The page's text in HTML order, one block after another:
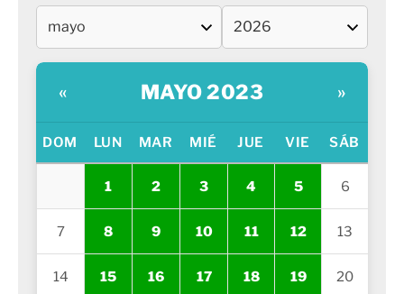
« MAYO 2023 »
DOM LUN MAR MIÉ JUE VIE SÁB
1 2 3 4 5 6
7 8 9 10 11 12 13
14 15 16 17 18 19 20